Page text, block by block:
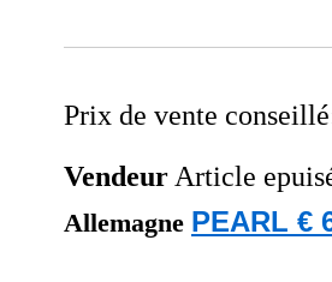
Prix de vente
Vendeur Article
Allemagne PEARL €